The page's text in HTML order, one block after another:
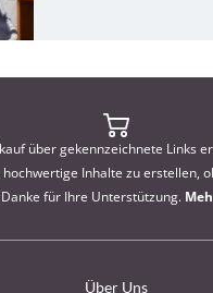
über gekennzeichnete Links
Inhalte zu erstellen,
für Ihre Unterstützung.
Über Uns